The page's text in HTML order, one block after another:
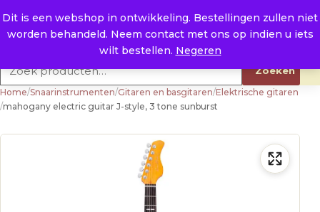
Dit is een webshop in ontwikkeling. Bestellingen zullen niet
worden behandeld. Neem contact met ons op indien u iets
wilt bestellen. Negeren
E. info@raysland.nl
Productcategorieën
Zoeken
Home/Snaarinstrumenten/Gitaren en basgitaren/Elektrische gitaren
/mahogany electric guitar J-style, 3 tone sunburst